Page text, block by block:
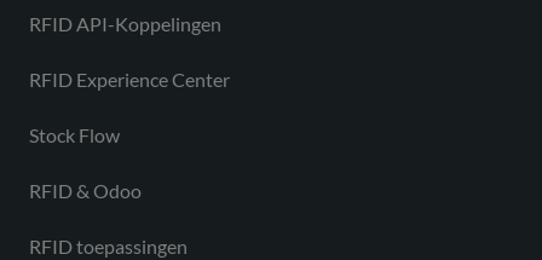
RFID API-Koppelingen
RFID Experience Center
Stock Flow
RFID & Odoo
RFID toepassingen